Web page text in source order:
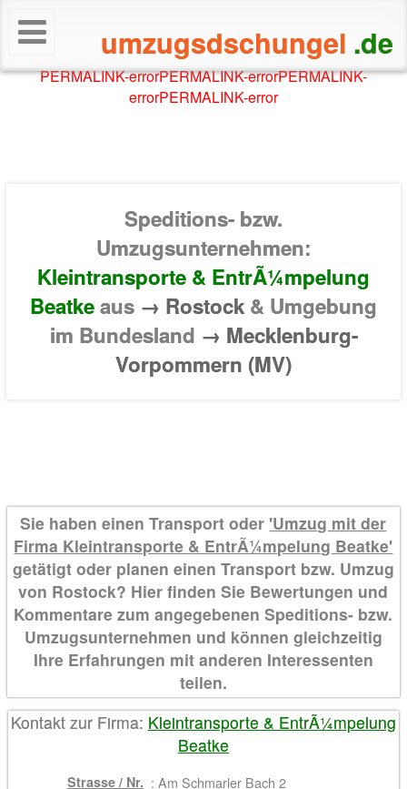
umzugsdschungel .de
PERMALINK-errorPERMALINK-errorPERMALINK-
errorPERMALINK-error
Speditions- bzw.
Umzugsunternehmen:
Kleintransporte & EntrÃ¼mpelung
Beatkeaus → Rostock & Umgebung
im Bundesland → Mecklenburg-
Vorpommern (MV)
Sie haben einen Transport oder 'Umzug mit der
Firma Kleintransporte & EntrÃ¼mpelung Beatke'
getätigt oder planen einen Transport bzw. Umzug
von Rostock? Hier finden Sie Bewertungen und
Kommentare zum angegebenen Speditions- bzw.
Umzugsunternehmen und können gleichzeitig
Ihre Erfahrungen mit anderen Interessenten
teilen.
Kontakt zur Firma: Kleintransporte & EntrÃ¼mpelung
Beatke
Strasse / Nr. : Am Schmarler Bach 2